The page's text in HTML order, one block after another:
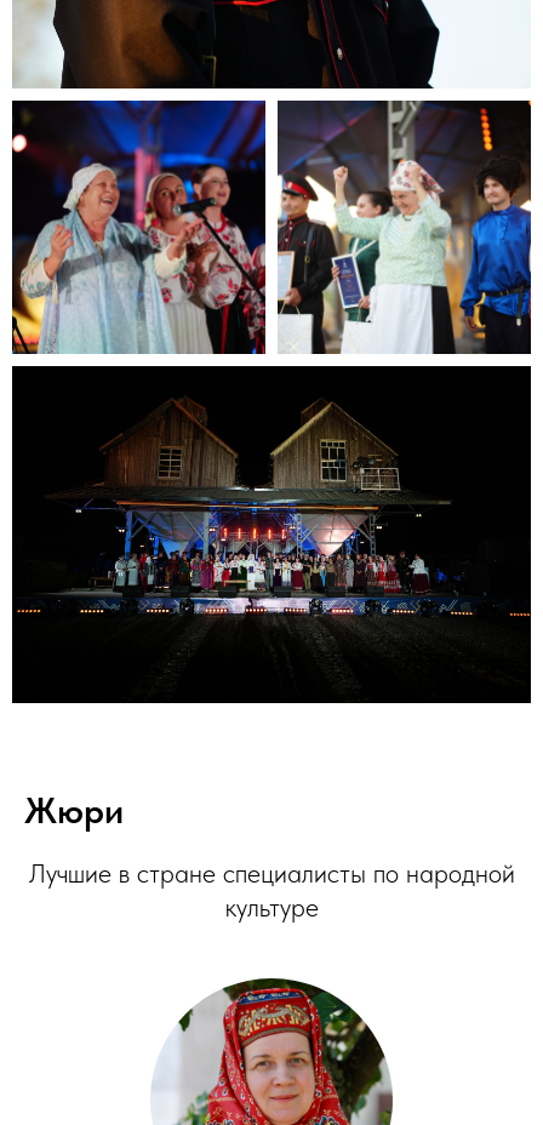
Жюри
Лучшие в стране специалисты по народной
культуре